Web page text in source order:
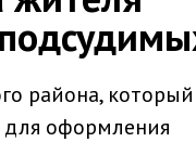
района, который
оформления